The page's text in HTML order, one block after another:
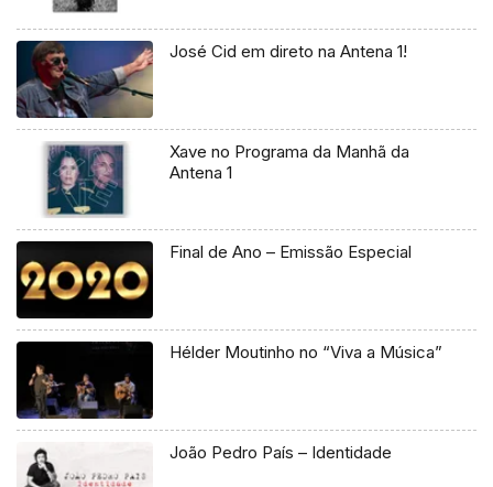
José Cid em direto na Antena 1!
Xave no Programa da Manhã da
Antena 1
Final de Ano – Emissão Especial
Hélder Moutinho no “Viva a Música”
João Pedro País – Identidade